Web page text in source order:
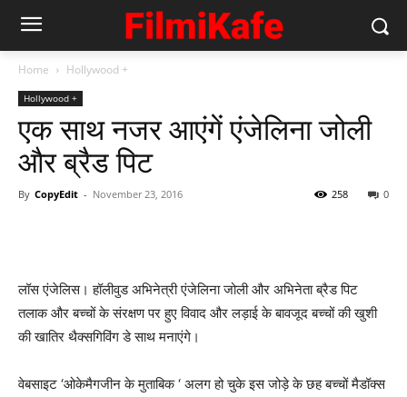
Home Hollywood +
Hollywood +
एक साथ नजर आएंगें एंजेलिना जोली
और ब्रैड पिट
By CopyEdit - November 23, 2016 0
258
लॉस एंजेलिस। हॉलीवुड अभिनेत्री एंजेलिना जोली और अभिनेता ब्रैड पिट
तलाक और बच्चों के संरक्षण पर हुए विवाद और लड़ाई के बावजूद बच्चों की खुशी
की खातिर थैक्सगिविंग डे साथ मनाएंगे।
वेबसाइट ‘ओकेमैगजीन के मुताबिक ‘ अलग हो चुके इस जोड़े के छह बच्चों मैडॉक्स